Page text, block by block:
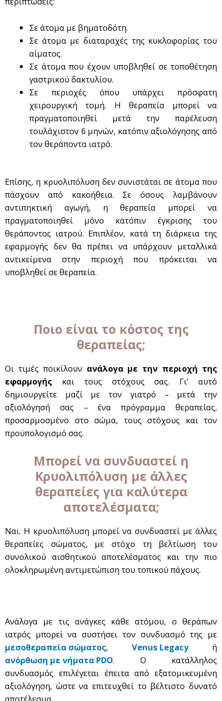
Σε άτομα με βηματοδότη.
Σε άτομα με διαταραχές της κυκλοφορίας του
αίματος.
Σε άτομα που έχουν υποβληθεί σε τοποθέτηση
γαστρικού δακτυλίου.
Σε περιοχές όπου υπάρχει πρόσφατη
χειρουργική τομή. Η θεραπεία μπορεί να
πραγματοποιηθεί μετά την παρέλευση
τουλάχιστον 6 μηνών, κατόπιν αξιολόγησης από
τον θεράποντα ιατρό.
Επίσης, η κρυολιπόλυση δεν συνιστάται σε άτομα που
πάσχουν από κακοήθεια. Σε όσους λαμβάνουν
αντιπηκτική αγωγή, η θεραπεία μπορεί να
πραγματοποιηθεί μόνο κατόπιν έγκρισης του
θεράποντος ιατρού. Επιπλέον, κατά τη διάρκεια της
εφαρμογής δεν θα πρέπει να υπάρχουν μεταλλικά
αντικείμενα στην περιοχή που πρόκειται να
υποβληθεί σε θεραπεία.
Ποιο είναι το κόστος της
θεραπείας;
Οι τιμές ποικίλουν ανάλογα με την περιοχή της
εφαρμογής και τους στόχους σας. Γι’ αυτό
δημιουργείτε μαζί με τον γιατρό – μετά την
αξιολόγησή σας – ένα πρόγραμμα θεραπείας,
προσαρμοσμένο στο σώμα, τους στόχους και τον
προϋπολογισμό σας.
Μπορεί να συνδυαστεί η
Κρυολιπόλυση με άλλες
θεραπείες για καλύτερα
αποτελέσματα;
Ναι. Η κρυολιπόλυση μπορεί να συνδυαστεί με άλλες
θεραπείες σώματος, με στόχο τη βελτίωση του
συνολικού αισθητικού αποτελέσματος και την πιο
ολοκληρωμένη αντιμετώπιση του τοπικού πάχους.
Ανάλογα με τις ανάγκες κάθε ατόμου, ο θεράπων
ιατρός μπορεί να συστήσει τον συνδυασμό της με
μεσοθεραπεία σώματος, Venus Legacyή
ανόρθωση με νήματα PDO. Ο κατάλληλος
συνδυασμός επιλέγεται έπειτα από εξατομικευμένη
αξιολόγηση, ώστε να επιτευχθεί το βέλτιστο δυνατό